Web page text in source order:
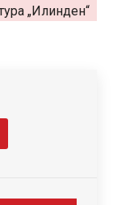
„Илинден“